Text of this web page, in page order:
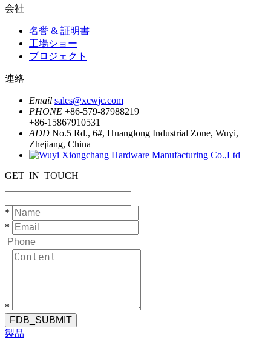
会社
名誉 & 証明書
工場ショー
プロジェクト
連絡
Email sales@xcwjc.com
PHONE +86-579-87988219
+86-15867910531
ADD No.5 Rd., 6#, Huanglong Industrial Zone, Wuyi,
Zhejiang, China
GET_IN_TOUCH
*
*
*
FDB_SUBMIT
製品